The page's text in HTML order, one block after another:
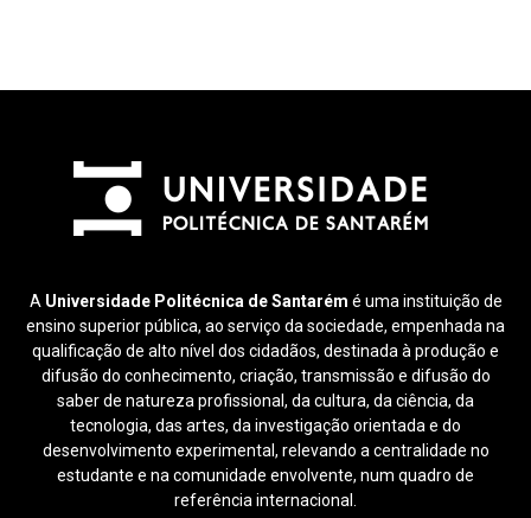
A Universidade Politécnica de Santarém é uma instituição de
ensino superior pública, ao serviço da sociedade, empenhada na
qualificação de alto nível dos cidadãos, destinada à produção e
difusão do conhecimento, criação, transmissão e difusão do
saber de natureza profissional, da cultura, da ciência, da
tecnologia, das artes, da investigação orientada e do
desenvolvimento experimental, relevando a centralidade no
estudante e na comunidade envolvente, num quadro de
referência internacional.